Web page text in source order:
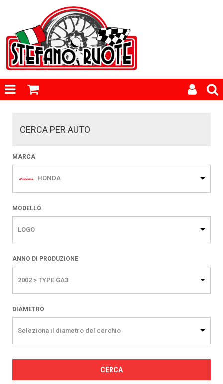
CERCA PER AUTO
MARCA
HONDA
MODELLO
LOGO
ANNO DI PRODUZIONE
2002 > TYPE GA3
DIAMETRO
Seleziona il diametro del cerchio
CERCA